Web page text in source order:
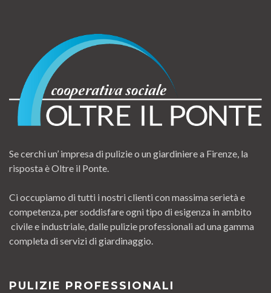
Se cerchi un’ impresa di pulizie o un giardiniere a Firenze, la
risposta è Oltre il Ponte.
Ci occupiamo di tutti i nostri clienti con massima serietà e
competenza, per soddisfare ogni tipo di esigenza in ambito
civile e industriale, dalle pulizie professionali ad una gamma
completa di servizi di giardinaggio.
PULIZIE PROFESSIONALI